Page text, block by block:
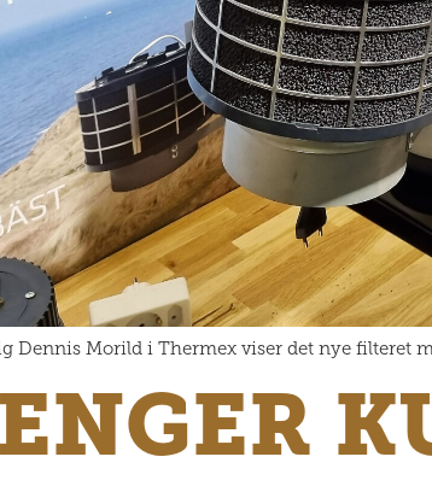
Dennis Morild i Thermex viser det nye filteret